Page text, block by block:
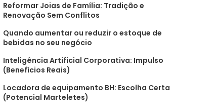
Reformar Joias de Família: Tradição e
Renovação Sem Conflitos
Quando aumentar ou reduzir o estoque de
bebidas no seu negócio
Inteligência Artificial Corporativa: Impulso
(Benefícios Reais)
Locadora de equipamento BH: Escolha Certa
(Potencial Marteletes)